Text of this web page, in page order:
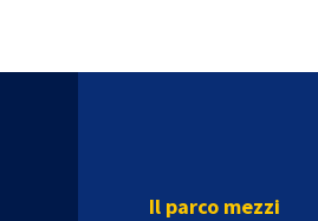
Il parco mezzi